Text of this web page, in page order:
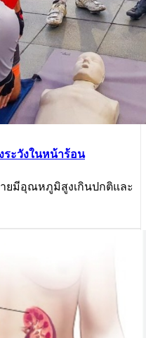
ระวังในหน้าร้อน
ายมีอุณหภูมิสูงเกินปกติและ